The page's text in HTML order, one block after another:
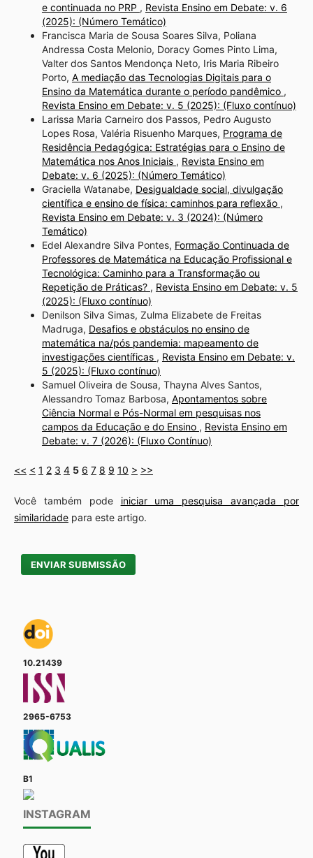
e continuada no PRP , Revista Ensino em Debate: v. 6
(2025): (Número Temático)
Francisca Maria de Sousa Soares Silva, Poliana
Andressa Costa Melonio, Doracy Gomes Pinto Lima,
Valter dos Santos Mendonça Neto, Iris Maria Ribeiro
Porto, A mediação das Tecnologias Digitais para o
Ensino da Matemática durante o período pandêmico ,
Revista Ensino em Debate: v. 5 (2025): (Fluxo contínuo)
Larissa Maria Carneiro dos Passos, Pedro Augusto
Lopes Rosa, Valéria Risuenho Marques, Programa de
Residência Pedagógica: Estratégias para o Ensino de
Matemática nos Anos Iniciais , Revista Ensino em
Debate: v. 6 (2025): (Número Temático)
Graciella Watanabe, Desigualdade social, divulgação
científica e ensino de física: caminhos para reflexão ,
Revista Ensino em Debate: v. 3 (2024): (Número
Temático)
Edel Alexandre Silva Pontes, Formação Continuada de
Professores de Matemática na Educação Profissional e
Tecnológica: Caminho para a Transformação ou
Repetição de Práticas? , Revista Ensino em Debate: v. 5
(2025): (Fluxo contínuo)
Denilson Silva Simas, Zulma Elizabete de Freitas
Madruga, Desafios e obstáculos no ensino de
matemática na/pós pandemia: mapeamento de
investigações científicas , Revista Ensino em Debate: v.
5 (2025): (Fluxo contínuo)
Samuel Oliveira de Sousa, Thayna Alves Santos,
Alessandro Tomaz Barbosa, Apontamentos sobre
Ciência Normal e Pós-Normal em pesquisas nos
campos da Educação e do Ensino , Revista Ensino em
Debate: v. 7 (2026): (Fluxo Contínuo)
<< < 1 2 3 4 5 6 7 8 9 10 > >>
Você também pode iniciar uma pesquisa avançada por
similaridadepara este artigo.
ENVIAR SUBMISSÃO
10.21439
2965-6753
B1
INSTAGRAM